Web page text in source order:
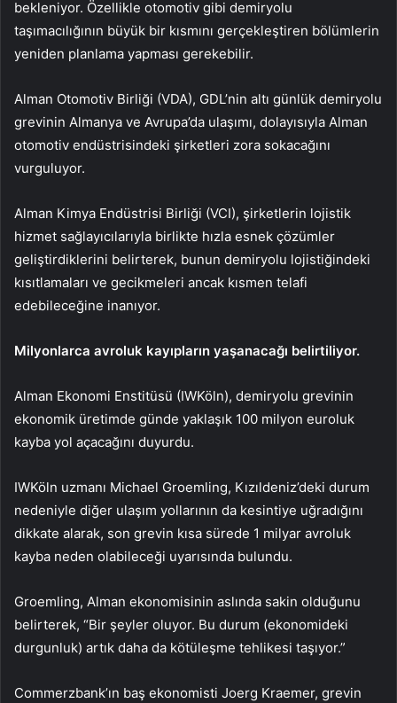
bekleniyor. Özellikle otomotiv gibi demiryolu
taşımacılığının büyük bir kısmını gerçekleştiren bölümlerin
yeniden planlama yapması gerekebilir.
Alman Otomotiv Birliği (VDA), GDL’nin altı günlük demiryolu
grevinin Almanya ve Avrupa’da ulaşımı, dolayısıyla Alman
otomotiv endüstrisindeki şirketleri zora sokacağını
vurguluyor.
Alman Kimya Endüstrisi Birliği (VCI), şirketlerin lojistik
hizmet sağlayıcılarıyla birlikte hızla esnek çözümler
geliştirdiklerini belirterek, bunun demiryolu lojistiğindeki
kısıtlamaları ve gecikmeleri ancak kısmen telafi
edebileceğine inanıyor.
Milyonlarca avroluk kayıpların yaşanacağı belirtiliyor.
Alman Ekonomi Enstitüsü (IWKöln), demiryolu grevinin
ekonomik üretimde günde yaklaşık 100 milyon euroluk
kayba yol açacağını duyurdu.
IWKöln uzmanı Michael Groemling, Kızıldeniz’deki durum
nedeniyle diğer ulaşım yollarının da kesintiye uğradığını
dikkate alarak, son grevin kısa sürede 1 milyar avroluk
kayba neden olabileceği uyarısında bulundu.
Groemling, Alman ekonomisinin aslında sakin olduğunu
belirterek, “Bir şeyler oluyor. Bu durum (ekonomideki
durgunluk) artık daha da kötüleşme tehlikesi taşıyor.”
Commerzbank’ın baş ekonomisti Joerg Kraemer, grevin